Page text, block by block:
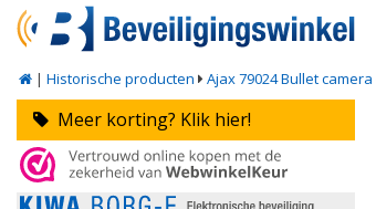
| Historische producten Ajax 79024 Bullet camera
Meer korting? Klik hier!